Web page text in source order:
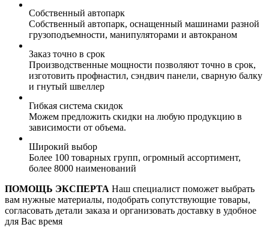
Собственный автопарк
Собственный автопарк, оснащенный машинами разной
грузоподъемности, манипуляторами и автокраном
Заказ точно в срок
Производственные мощности позволяют точно в срок,
изготовить профнастил, сэндвич панели, сварную балку
и гнутый швеллер
Гибкая система скидок
Можем предложить скидки на любую продукцию в
зависимости от объема.
Широкий выбор
Более 100 товарных групп, огромный ассортимент,
более 8000 наименований
ПОМОЩЬ ЭКСПЕРТА Наш специалист поможет выбрать
вам нужные материалы, подобрать сопутствующие товары,
согласовать детали заказа и организовать доставку в удобное
для Вас время